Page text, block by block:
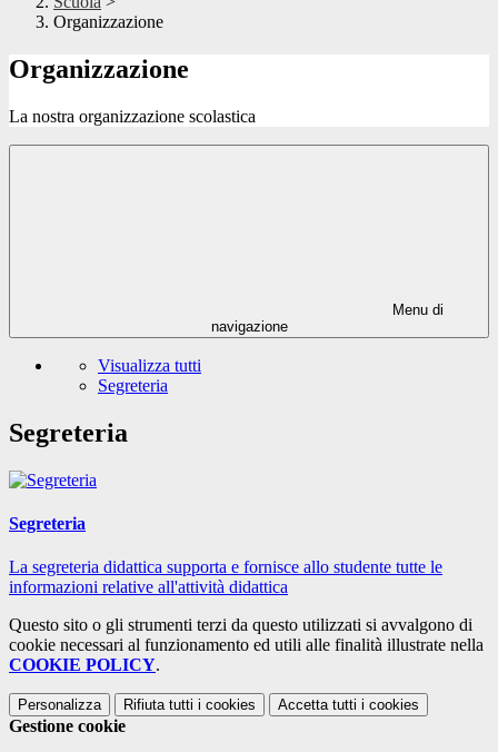
Organizzazione
Organizzazione
La nostra organizzazione scolastica
Menu di
navigazione
Visualizza tutti
Segreteria
Segreteria
Segreteria
La segreteria didattica supporta e fornisce allo studente tutte le
informazioni relative all'attività didattica
Questo sito o gli strumenti terzi da questo utilizzati si avvalgono di
cookie necessari al funzionamento ed utili alle finalità illustrate nella
COOKIE POLICY.
Personalizza Rifiuta tutti i cookies Accetta tutti i cookies
Gestione cookie